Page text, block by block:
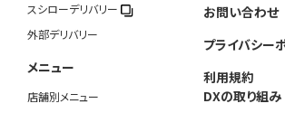
スシローデリバリー
外部デリバリー
メニュー
店舗別メニュー
お問い合わせ
プライバシー
利用規約
DXの取り組み